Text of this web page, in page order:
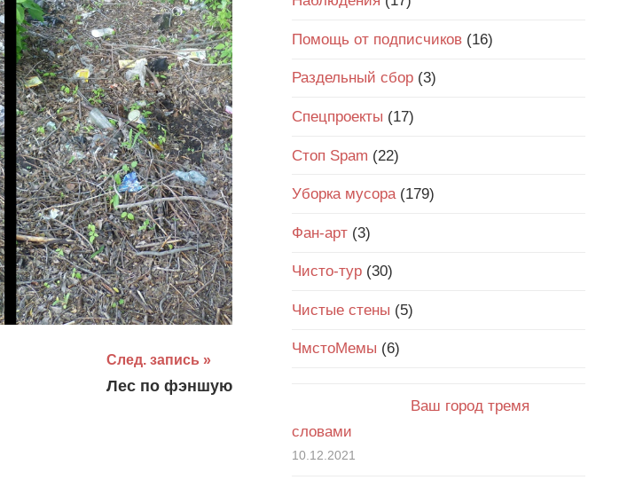
След. запись
Лес по фэншую
Помощь от подписчиков (16)
Раздельный сбор (3)
Спецпроекты (17)
Стоп Spam (22)
Уборка мусора(179)
Фан-арт (3)
Чисто-тур (30)
Чистые стены (5)
ЧмстоМемы (6)
Ваш город тремя
словами
10.12.2021